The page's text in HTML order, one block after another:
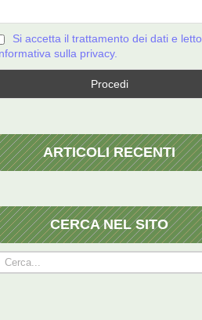
Si accetta il trattamento dei dati e letto
sulla privacy.
ARTICOLI RECENTI
CERCA NEL SITO